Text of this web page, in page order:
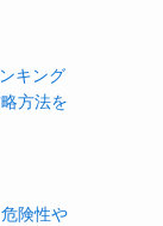
キング
方法を
険性や